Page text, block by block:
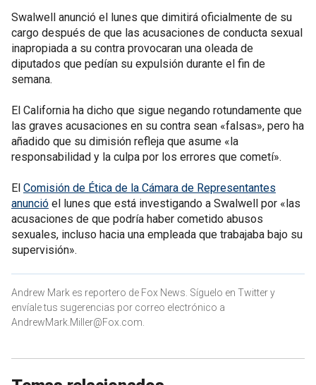
Swalwell anunció el lunes que dimitirá oficialmente de su
cargo después de que las acusaciones de conducta sexual
inapropiada a su contra provocaran una oleada de
diputados que pedían su expulsión durante el fin de
semana.
El California ha dicho que sigue negando rotundamente que
las graves acusaciones en su contra sean «falsas», pero ha
añadido que su dimisión refleja que asume «la
responsabilidad y la culpa por los errores que cometí».
El Comisión de Ética de la Cámara de Representantes
anunció el lunes que está investigando a Swalwell por «las
acusaciones de que podría haber cometido abusos
sexuales, incluso hacia una empleada que trabajaba bajo su
supervisión».
Andrew Mark es reportero de Fox News. Síguelo en Twitter y
envíale tus sugerencias por correo electrónico a
AndrewMark.Miller@Fox.com.